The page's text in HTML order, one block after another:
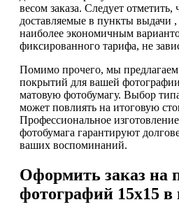
весом заказа. Следует отметить,
доставляемые в пункты выдачи ,
наиболее экономичным
фиксированного тарифа, не
Помимо прочего, мы
покрытий для вашей
матовую фотобумагу. Выбор
может повлиять на итоговую
Профессиональное
фотобумага гарантируют
ваших воспоминаний.
Оформить заказ на
фотографий 15х15 в